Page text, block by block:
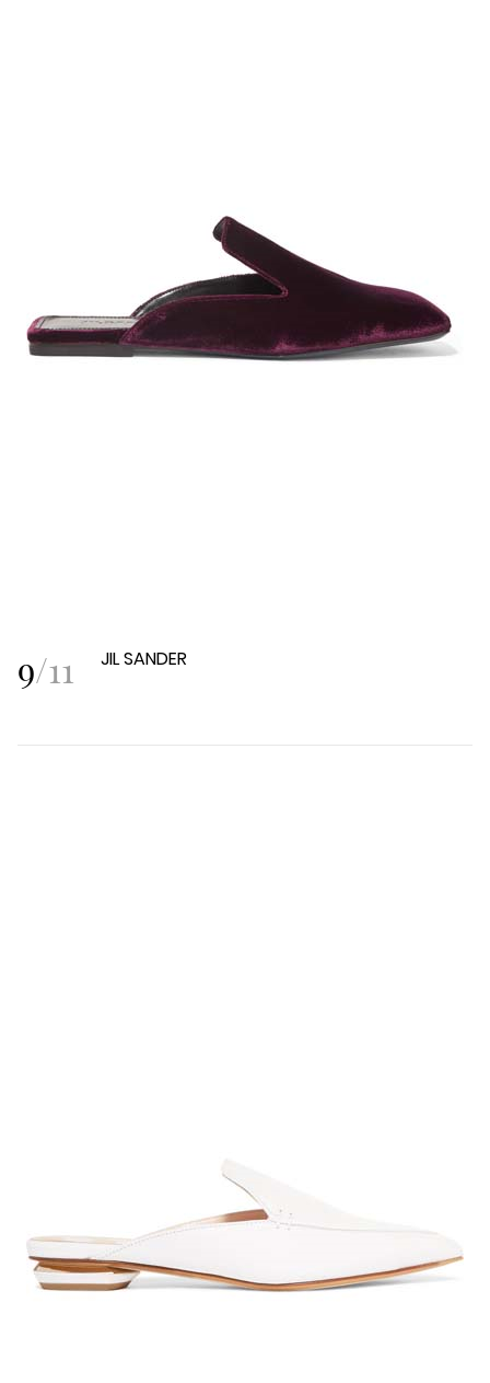
9/11 JIL SANDER